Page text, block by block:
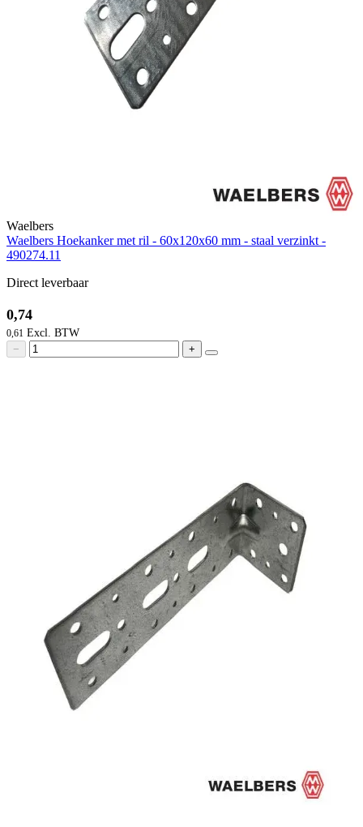
Waelbers
Waelbers Hoekanker met ril - 60x120x60 mm - staal verzinkt -
490274.11
Direct leverbaar
0,74
0,61
− +